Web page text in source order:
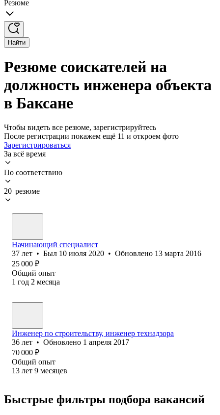
Резюме
Найти
Резюме соискателей на
должность инженера объекта
в Баксане
Чтобы видеть все резюме, зарегистрируйтесь
После регистрации покажем ещё 11 и откроем фото
Зарегистрироваться
За всё время
По соответствию
20 резюме
Начинающий специалист
37 лет • Был 10 июля 2020 • Обновлено 13 марта 2016
25 000 ₽
Общий опыт
1 год 2 месяца
Инженер по строительству, инженер технадзора
36 лет • Обновлено 1 апреля 2017
70 000 ₽
Общий опыт
13 лет 9 месяцев
Быстрые фильтры подбора вакансий